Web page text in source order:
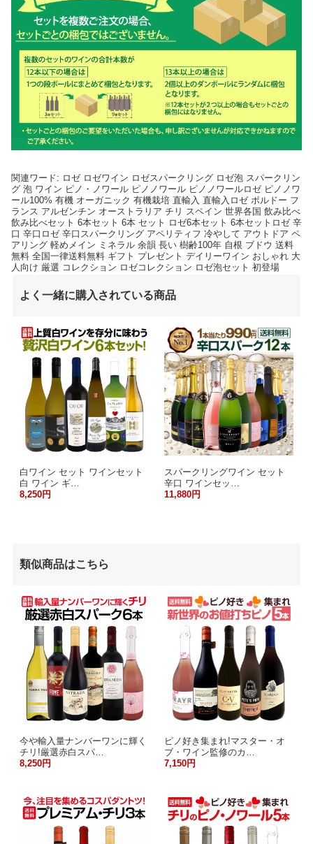
関連ワード: ロゼ ロゼワイン ロゼスパークリング ロゼ泡 スパークリン
グ 泡 ワイン ピノ・ノワール ピノノワール ピノノワールロゼ ピノノワ
ール100% 有機 オーガニック 有機栽培 直輸入 直輸入ロゼ ボルドー フ
ランス アルゼンチン オーストラリア チリ スペイン 世界各国 飲み比べ
飲み比べセット 6本セット 6本 セット ロゼ6本セット 6本セットロゼ 辛
口 辛口ロゼ 辛口スパークリング アペリティフ 冷やして アウトドア ペ
アリング 軽めメイン ミネラル 余韻 長い 樹齢100年 自根 ブドウ 送料
無料 全国一律送料無料 ギフト プレゼント デイリーワイン おしゃれ 大
人向け 厳選 コレクション ロゼコレクション ロゼ泡セット 初登場
よく一緒に購入されている商品
白ワイン セット ワインセット
白 ワイン ギ…
8,250円
スパークリングワイン セット
辛口 ワインセッ…
11,880円
類似商品はこちら
今や輸入量ナンバーワンに輝く
チリ!厳選赤白スパ…
8,250円
ピノ好き集まれ!マスター・オ
ブ・ワイン監修のカ…
7,150円